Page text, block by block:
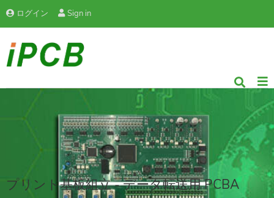
ログイン Sign in
プリント基板組立 - データ転送用 PCBA